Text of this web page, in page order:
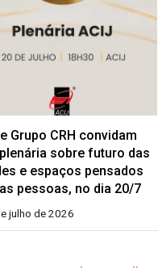
Grupo CRH convidam
sobre futuro das
e espaços pensados
pessoas, no dia 20/7
julho de 2026